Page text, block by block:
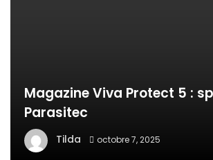
Magazine Viva Protect 5 :
Parasitec
Tilda octobre 7, 2025